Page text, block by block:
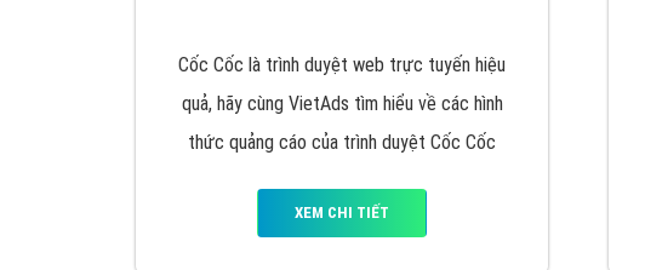
Cốc Cốc là trình duyệt web trực tuyến hiệu
quả, hãy cùng VietAds tìm hiểu về các hình
thức quảng cáo của trình duyệt Cốc Cốc
XEM CHI TIẾT